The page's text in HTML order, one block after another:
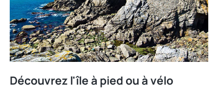
Découvrez l'île à pied ou à vélo